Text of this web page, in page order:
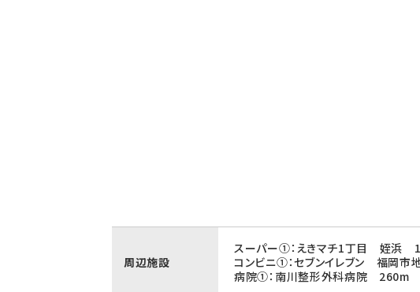
周辺施設
スーパー①：えきマチ1丁目 姪浜
コンビニ①：セブンイレブン 福岡
病院①：南川整形外科病院 260m